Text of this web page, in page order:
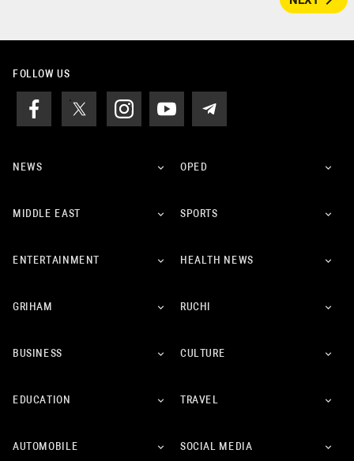
FOLLOW US
NEWS OPED
MIDDLE EAST SPORTS
ENTERTAINMENT HEALTH NEWS
GRIHAM RUCHI
BUSINESS CULTURE
EDUCATION TRAVEL
AUTOMOBILE SOCIAL MEDIA